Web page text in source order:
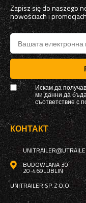
Zapisz się do naszego
nowościach i
Искам да
ми данни да
съответствие с
КОНТАКТ
BUDOWLANA 30
20-469LUBLIN
UNITRAILER SP. Z O.O.